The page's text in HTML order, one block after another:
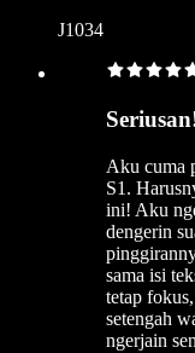
J1034
Aku cuma
S1.
ini! Aku
dengerin
sama isi
tetap
setengah
ngerjain